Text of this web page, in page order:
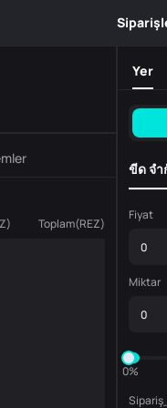
) Toplam(REZ)
Yer
ขีด จำ
Fiyat
Miktar
0%